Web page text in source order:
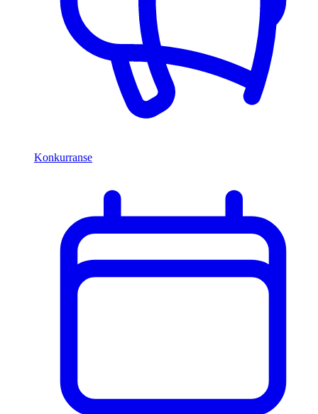
Konkurranse